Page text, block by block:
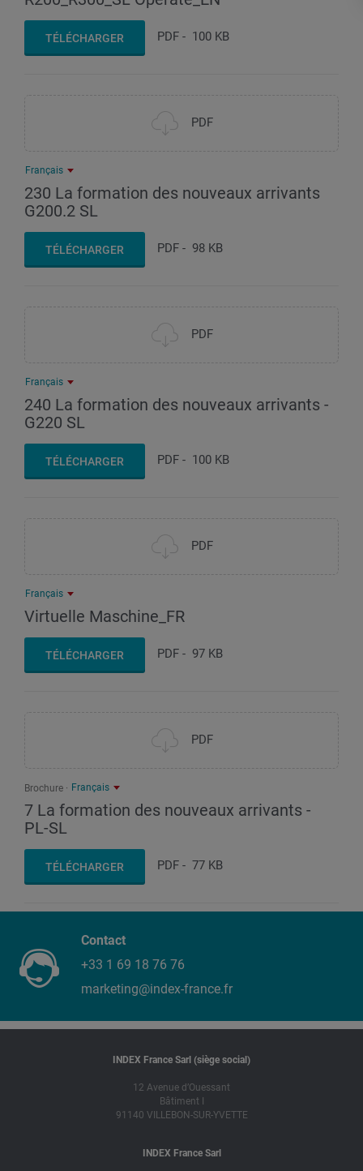
TÉLÉCHARGER PDF - 100 KB
PDF
Français
230 La formation des nouveaux arrivants
G200.2 SL
TÉLÉCHARGER PDF - 98 KB
PDF
Français
240 La formation des nouveaux arrivants -
G220 SL
TÉLÉCHARGER PDF - 100 KB
PDF
Français
Virtuelle Maschine_FR
TÉLÉCHARGER PDF - 97 KB
PDF
Brochure Français
7 La formation des nouveaux arrivants -
PL-SL
TÉLÉCHARGER PDF - 77 KB
Contact
+33 1 69 18 76 76
marketing@index-france.fr
INDEX France Sarl (siège social)
12 Avenue d’Ouessant
Bâtiment I
91140 VILLEBON-SUR-YVETTE
INDEX France Sarl